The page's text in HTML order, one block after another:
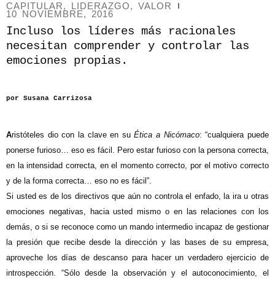
CAPITULAR, LIDERAZGO, VALOR
10 NOVIEMBRE, 2016
Incluso los líderes más racionales
necesitan comprender y controlar las
emociones propias.
por Susana Carrizosa
Aristóteles dio con la clave en suÉtica a Nicómaco: “cualquiera puede
ponerse furioso… eso es fácil. Pero estar furioso con la persona correcta,
en la intensidad correcta, en el momento correcto, por el motivo correcto
y de la forma correcta… eso no es fácil”.
Si usted es de los directivos que aún no controlael enfado, la ira u otras
emociones negativas, hacia usted mismo o en las relaciones con los
demás, o si se reconoce como un mando intermedio incapaz de gestionar
la presión que recibe desde la dirección y las bases de su empresa,
aproveche los días de descanso para hacer un verdadero ejercicio de
introspección. “Sólo desde la observación y el autoconocimiento, el